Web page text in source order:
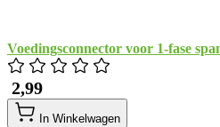
Voedingsconnector voor 1-fase
​ 2,99
In Winkelwagen